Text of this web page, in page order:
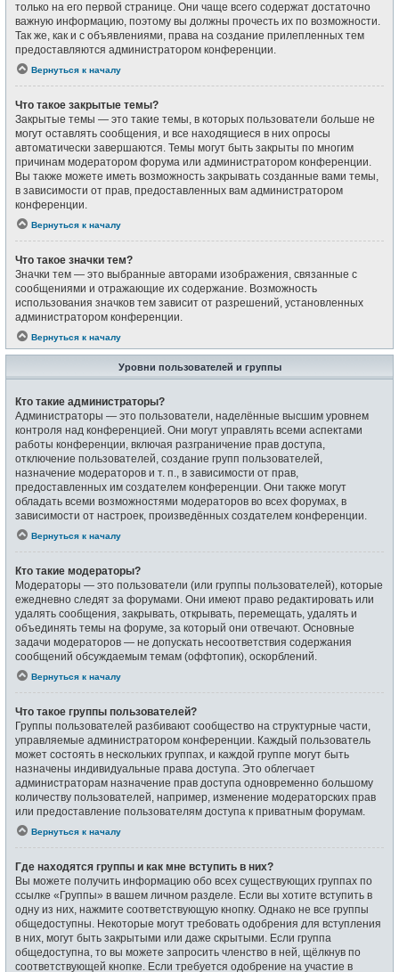
только на его первой странице. Они чаще всего содержат достаточно
важную информацию, поэтому вы должны прочесть их по возможности.
Так же, как и с объявлениями, права на создание прилепленных тем
предоставляются администратором конференции.
Вернуться к началу
Что такое закрытые темы?
Закрытые темы — это такие темы, в которых пользователи больше не
могут оставлять сообщения, и все находящиеся в них опросы
автоматически завершаются. Темы могут быть закрыты по многим
причинам модератором форума или администратором конференции.
Вы также можете иметь возможность закрывать созданные вами темы,
в зависимости от прав, предоставленных вам администратором
конференции.
Вернуться к началу
Что такое значки тем?
Значки тем — это выбранные авторами изображения, связанные с
сообщениями и отражающие их содержание. Возможность
использования значков тем зависит от разрешений, установленных
администратором конференции.
Вернуться к началу
Уровни пользователей и группы
Кто такие администраторы?
Администраторы — это пользователи, наделённые высшим уровнем
контроля над конференцией. Они могут управлять всеми аспектами
работы конференции, включая разграничение прав доступа,
отключение пользователей, создание групп пользователей,
назначение модераторов и т. п., в зависимости от прав,
предоставленных им создателем конференции. Они также могут
обладать всеми возможностями модераторов во всех форумах, в
зависимости от настроек, произведённых создателем конференции.
Вернуться к началу
Кто такие модераторы?
Модераторы — это пользователи (или группы пользователей), которые
ежедневно следят за форумами. Они имеют право редактировать или
удалять сообщения, закрывать, открывать, перемещать, удалять и
объединять темы на форуме, за который они отвечают. Основные
задачи модераторов — не допускать несоответствия содержания
сообщений обсуждаемым темам (оффтопик), оскорблений.
Вернуться к началу
Что такое группы пользователей?
Группы пользователей разбивают сообщество на структурные части,
управляемые администратором конференции. Каждый пользователь
может состоять в нескольких группах, и каждой группе могут быть
назначены индивидуальные права доступа. Это облегчает
администраторам назначение прав доступа одновременно большому
количеству пользователей, например, изменение модераторских прав
или предоставление пользователям доступа к приватным форумам.
Вернуться к началу
Где находятся группы и как мне вступить в них?
Вы можете получить информацию обо всех существующих группах по
ссылке «Группы» в вашем личном разделе. Если вы хотите вступить в
одну из них, нажмите соответствующую кнопку. Однако не все группы
общедоступны. Некоторые могут требовать одобрения для вступления
в них, могут быть закрытыми или даже скрытыми. Если группа
общедоступна, то вы можете запросить членство в ней, щёлкнув по
соответствующей кнопке. Если требуется одобрение на участие в